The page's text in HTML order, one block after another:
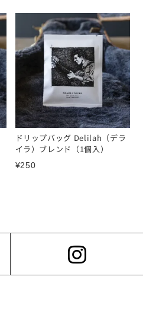
ドリップバッグ Delilah（デラ
イラ）ブレンド（1個入）
¥250